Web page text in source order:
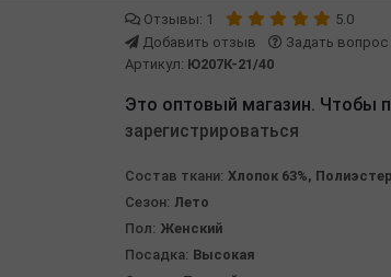
Отзывы: 1
5.0
Добавить отзыв
Задать
Артикул: Ю207К-21/40
Это оптовый магазин. Чтобы
зарегистрироваться
Состав ткани: Хлопок 63%,
Сезон: Лето
Пол: Женский
Посадка: Высокая